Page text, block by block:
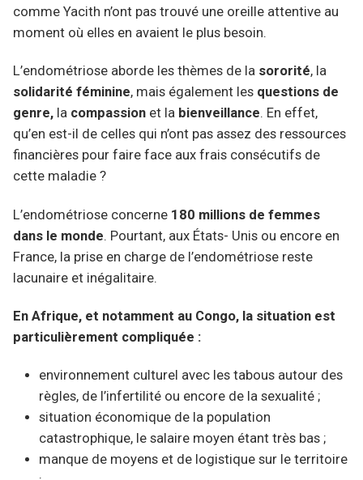
comme Yacith n’ont pas trouvé une oreille attentive au
moment où elles en avaient le plus besoin.
L’endométriose aborde les thèmes de la sororité, la
solidarité féminine, mais également les questions de
genre, la compassion et la bienveillance. En effet,
qu’en est-il de celles qui n’ont pas assez des ressources
financières pour faire face aux frais consécutifs de
cette maladie ?
L’endométriose concerne 180 millions de femmes
dans le monde. Pourtant, aux États- Unis ou encore en
France, la prise en charge de l’endométriose reste
lacunaire et inégalitaire.
En Afrique, et notamment au Congo, la situation est
particulièrement compliquée :
environnement culturel avec les tabous autour des
règles, de l’infertilité ou encore de la sexualité ;
situation économique de la population
catastrophique, le salaire moyen étant très bas ;
manque de moyens et de logistique sur le territoire